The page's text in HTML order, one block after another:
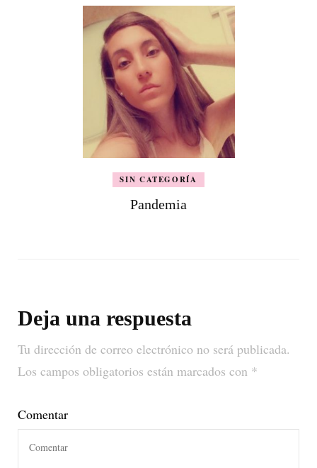
SIN CATEGORÍA
Pandemia
Deja una respuesta
Tu dirección de correo electrónico no será publicada.
Los campos obligatorios están marcados con *
Comentar